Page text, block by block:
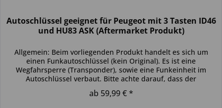
Autoschlüssel geeignet für Peugeot mit 3 Tasten ID46
und HU83 ASK (Aftermarket Produkt)
Allgemein: Beim vorliegenden Produkt handelt es sich um
einen Funkautoschlüssel (kein Original). Es ist eine
Wegfahrsperre (Transponder), sowie eine Funkeinheit im
Autoschlüssel verbaut. Bitte achte darauf, dass der
Autoschlüssel deinem...
ab 59,99 € *